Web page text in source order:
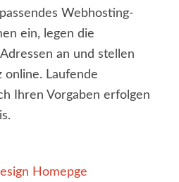
Webhosting-
ein, legen die
an und stellen
online. Laufende
Ihren Vorgaben erfolgen